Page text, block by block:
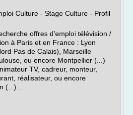
Culture - Stage Culture - Profil
offres d'emploi télévision /
à Paris et en France : Lyon
Pas de Calais), Marseille
ou encore Montpellier (...)
TV, cadreur, monteur,
réalisateur, ou encore
(...)...